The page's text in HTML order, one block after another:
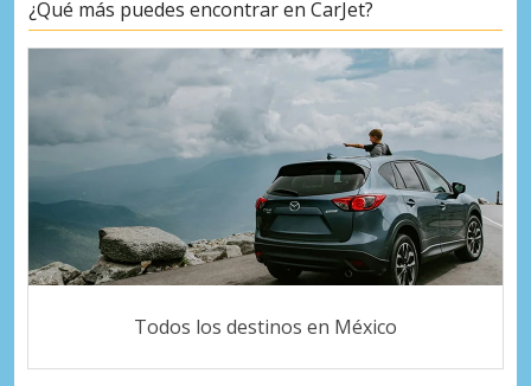
¿Qué más puedes encontrar en CarJet?
Todos los destinos en México